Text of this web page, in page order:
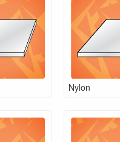
Nylon